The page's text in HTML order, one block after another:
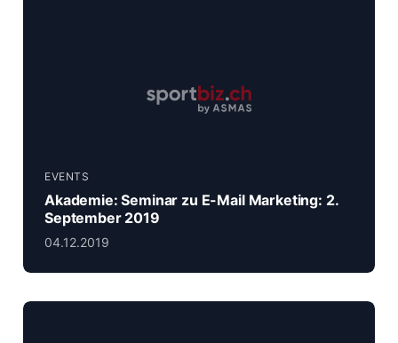
EVENTS
Akademie: Seminar zu E-Mail Marketing: 2.
September 2019
04.12.2019